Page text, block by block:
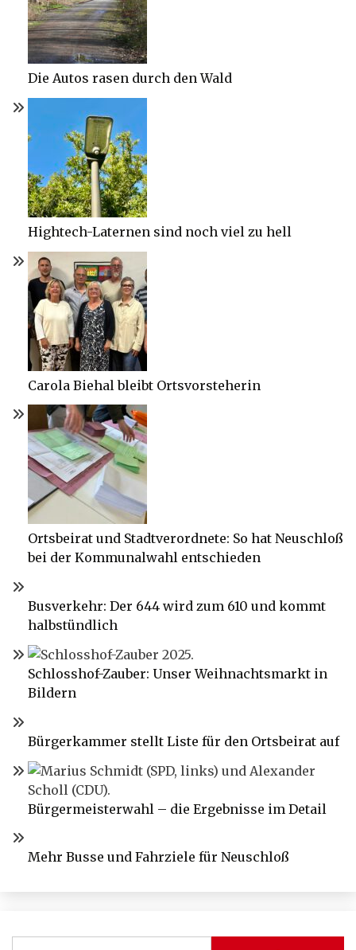
Die Autos rasen durch den Wald
Hightech-Laternen sind noch viel zu hell
Carola Biehal bleibt Ortsvorsteherin
Ortsbeirat und Stadtverordnete: So hat Neuschloß
bei der Kommunalwahl entschieden
Busverkehr: Der 644 wird zum 610 und kommt
halbstündlich
Schlosshof-Zauber: Unser Weihnachtsmarkt in
Bildern
Bürgerkammer stellt Liste für den Ortsbeirat auf
Bürgermeisterwahl – die Ergebnisse im Detail
Mehr Busse und Fahrziele für Neuschloß